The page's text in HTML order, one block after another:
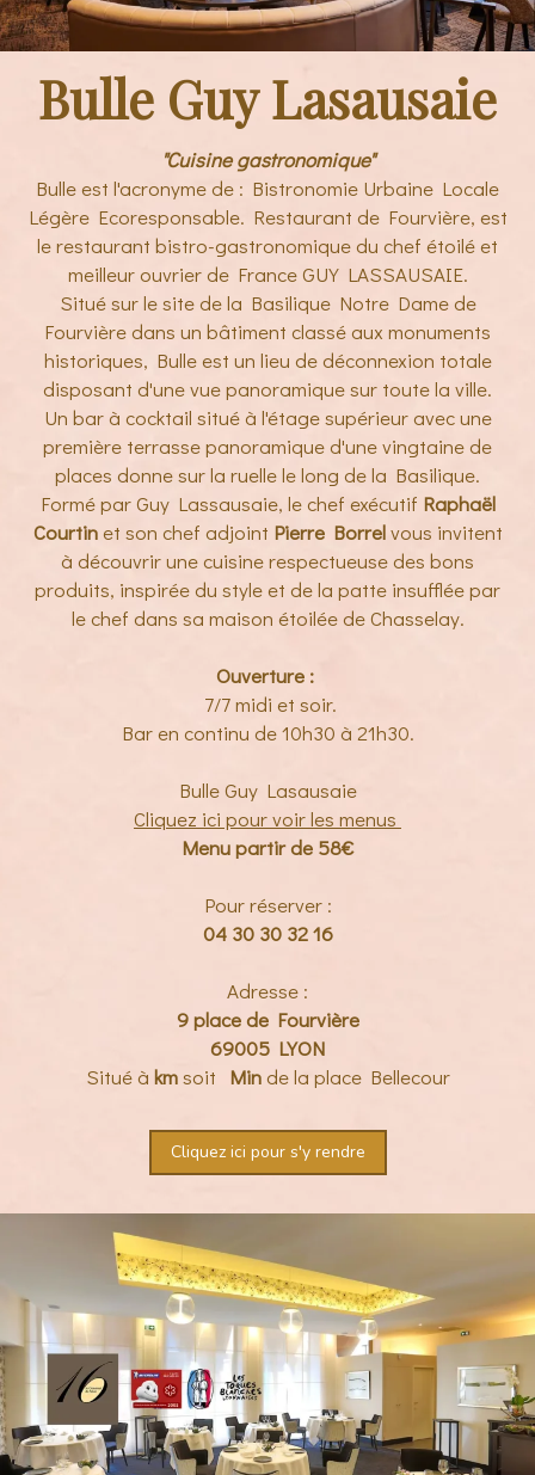
Bulle Guy Lasausaie
"Cuisine gastronomique"
Bulle est l'acronyme de : Bistronomie Urbaine Locale
Légère Ecoresponsable. Restaurant de Fourvière, est
le restaurant bistro-gastronomique du chef étoilé et
meilleur ouvrier de France GUY LASSAUSAIE.
Situé sur le site de la Basilique Notre Dame de
Fourvière dans un bâtiment classé aux monuments
historiques, Bulle est un lieu de déconnexion totale
disposant d'une vue panoramique sur toute la ville.
Un bar à cocktail situé à l'étage supérieur avec une
première terrasse panoramique d'une vingtaine de
places donne sur la ruelle le long de la Basilique.
Formé par Guy Lassausaie, le chef exécutif Raphaël
Courtinet son chef adjoint Pierre Borrelvous invitent
à découvrir une cuisine respectueuse des bons
produits, inspirée du style et de la patte insufflée par
le chef dans sa maison étoilée de Chasselay.
Ouverture :
7/7 midi et soir.
Bar en continu de 10h30 à 21h30.
Bulle Guy Lasausaie
Cliquez ici pour voir les menus
Menu partir de 58€
Pour réserver :
04 30 30 32 16
Adresse :
9 place de Fourvière
69005 LYON
Situé à kmsoit Minde la place Bellecour
Cliquez ici pour s'y rendre